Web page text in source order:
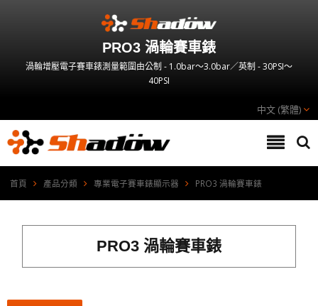
PRO3 渦輪賽車錶
渦輪增壓電子賽車錶測量範圍由公制 - 1.0bar～3.0bar／英制 - 30PSI～
40PSI
中文 (繁體)
首頁 產品分類 專業電子賽車錶顯示器 PRO3 渦輪賽車錶
PRO3 渦輪賽車錶